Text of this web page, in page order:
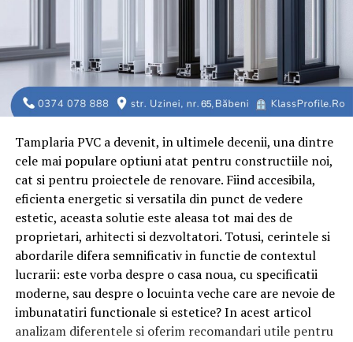
Tamplaria PVC a devenit, in ultimele decenii, una dintre
cele mai populare optiuni atat pentru constructiile noi,
cat si pentru proiectele de renovare. Fiind accesibila,
eficienta energetic si versatila din punct de vedere
estetic, aceasta solutie este aleasa tot mai des de
proprietari, arhitecti si dezvoltatori. Totusi, cerintele si
abordarile difera semnificativ in functie de contextul
lucrarii: este vorba despre o casa noua, cu specificatii
moderne, sau despre o locuinta veche care are nevoie de
imbunatatiri functionale si estetice? In acest articol
analizam diferentele si oferim recomandari utile pentru